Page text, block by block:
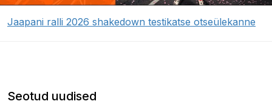
Jaapani ralli 2026 shakedown testikatse otseülekanne
Seotud uudised